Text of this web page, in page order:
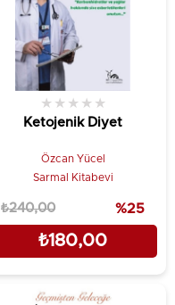
Ketojenik Diyet
★ ★ ★ ★ ★
Özcan Yücel
Sarmal Kitabevi
₺180,00
₺240,00 %25